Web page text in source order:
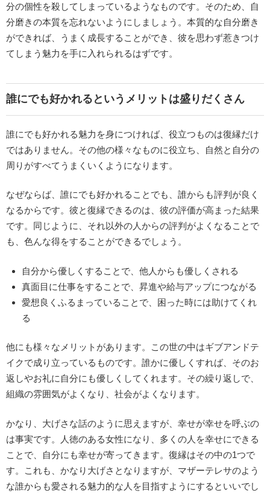
分の個性を殺してしまっているようなものです。そのため、自
分磨きの本質を忘れないようにしましょう。本質的な自分磨き
ができれば、うまく成長することができ、彼を思わず惹きつけ
てしまう魅力を手に入れられるはずです。
誰にでも好かれるというメリットは盛りだくさん
誰にでも好かれる魅力を身につければ、役立つものは復縁だけ
ではありません。その他の様々なものに役立ち、自然と自分の
周りがすべてうまくいくようになります。
なぜならば、誰にでも好かれることでも、誰からも評判が良く
なるからです。彼と復縁できるのは、彼の評価が高まった結果
です。同じように、それ以外の人からの評判がよくなることで
も、色んな得をすることができるでしょう。
自分から優しくすることで、他人からも優しくされる
真面目に仕事をすることで、昇進や給与アップにつながる
愛想良くふるまっていることで、困った時には助けてくれ
る
他にも様々なメリットがあります。この世の中はギブアンドテ
イクで成り立っているものです。誰かに優しくすれば、そのお
返しやお礼に自分にも優しくしてくれます。その繰り返しで、
組織の雰囲気がよくなり、社会がよくなります。
かなり、大げさな話のように思えますが、幸せが幸せを呼ぶの
は事実です。人徳のある女性になり、多くの人を幸せにできる
ことで、自分にも幸せが寄ってきます。復縁はその中の1つで
す。これも、かなり大げさとなりますが、マザーテレサのよう
な誰からも愛される魅力的な人を目指すようにするといいでし